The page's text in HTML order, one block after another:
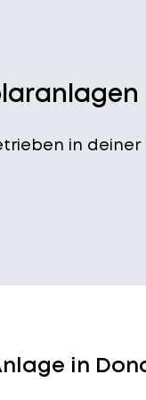
in deiner
in